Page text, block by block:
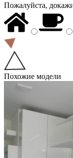
Пожалуйста,
Похожие модели